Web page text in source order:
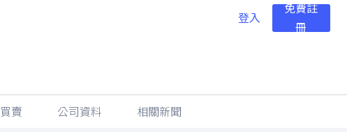
登入
免費註
冊
賣 公司資料 相關新聞